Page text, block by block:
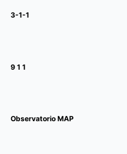
3-1-1
9 1 1
Observatorio MAP